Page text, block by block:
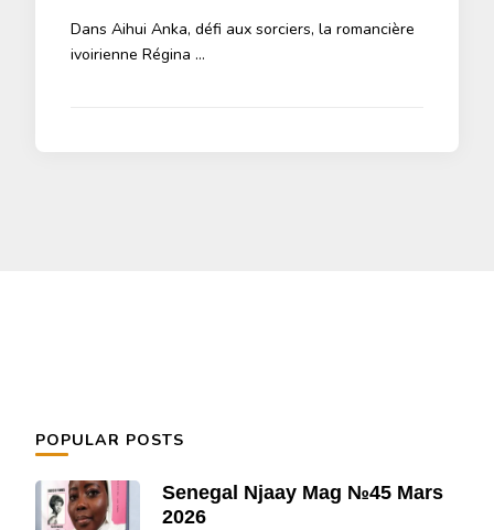
Dans Aihui Anka, défi aux sorciers, la romancière
ivoirienne Régina …
POPULAR POSTS
Senegal Njaay Mag №45 Mars
2026